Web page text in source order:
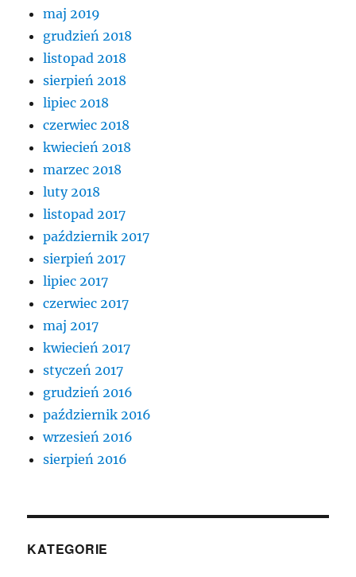
maj 2019
grudzień 2018
listopad 2018
sierpień 2018
lipiec 2018
czerwiec 2018
kwiecień 2018
marzec 2018
luty 2018
listopad 2017
październik 2017
sierpień 2017
lipiec 2017
czerwiec 2017
maj 2017
kwiecień 2017
styczeń 2017
grudzień 2016
październik 2016
wrzesień 2016
sierpień 2016
KATEGORIE